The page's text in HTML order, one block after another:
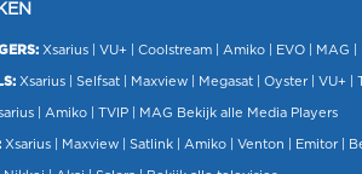
Xsarius VU+ | Coolstream | Amiko EVO MAG
Xsarius Selfsat Maxview Megasat | Oyster | VU+
Amiko TVIP MAG Bekijk alle Media Players
Xsarius Maxview Satlink Amiko Venton Emitor